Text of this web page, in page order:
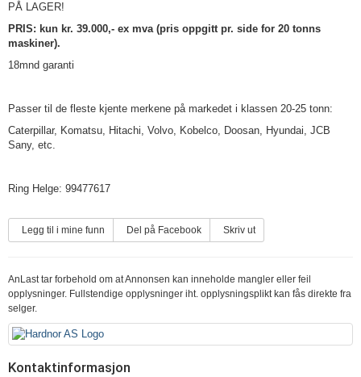
PÅ LAGER!
PRIS: kun kr. 39.000,- ex mva (pris oppgitt pr. side for 20 tonns
maskiner).
18mnd garanti
Passer til de fleste kjente merkene på markedet i klassen 20-25 tonn:
Caterpillar, Komatsu, Hitachi, Volvo, Kobelco, Doosan, Hyundai, JCB
Sany, etc.
Ring Helge: 99477617
Legg til i mine funn Del på Facebook Skriv ut
AnLast tar forbehold om at Annonsen kan inneholde mangler eller feil
opplysninger. Fullstendige opplysninger iht. opplysningsplikt kan fås direkte fra
selger.
Kontaktinformasjon